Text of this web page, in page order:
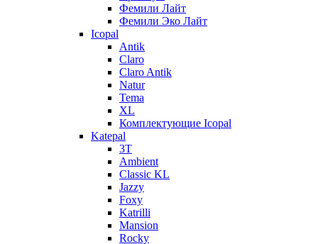
Фемили Лайт
Фемили Эко Лайт
Icopal
Antik
Claro
Claro Antik
Natur
Tema
XL
Комплектующие Icopal
Katepal
3T
Ambient
Classic KL
Jazzy
Foxy
Katrilli
Mansion
Rocky